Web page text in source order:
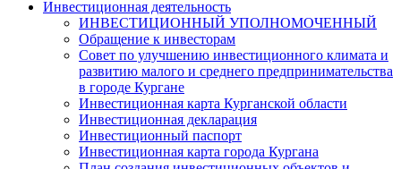
Инвестиционная деятельность
ИНВЕСТИЦИОННЫЙ УПОЛНОМОЧЕННЫЙ
Обращение к инвесторам
Совет по улучшению инвестиционного климата и
развитию малого и среднего предпринимательства
в городе Кургане
Инвестиционная карта Курганской области
Инвестиционная декларация
Инвестиционный паспорт
Инвестиционная карта города Кургана